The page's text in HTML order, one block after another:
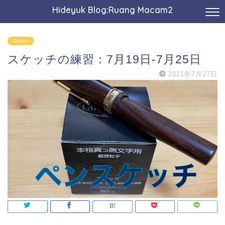
Hideyuk Blog:Ruang Macam2
Sketch
スケッチの練習：7月19日-7月25日
2021年7月27日